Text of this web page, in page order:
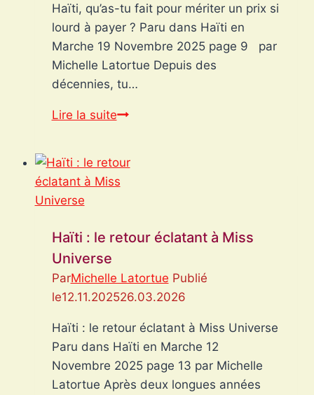
Haïti, qu’as-tu fait pour mériter un prix si
lourd à payer ? Paru dans Haïti en
Marche 19 Novembre 2025 page 9 par
Michelle Latortue Depuis des
décennies, tu…
Lire la suiteHaïti,
fait
pour
prix
lourd
à
payer
?
Haïti : le retour éclatant à Miss
Universe
ParMichelle Latortue Publié
le12.11.202526.03.2026
Haïti : le retour éclatant à Miss Universe
Paru dans Haïti en Marche 12
Novembre 2025 page 13 par Michelle
Latortue Après deux longues années